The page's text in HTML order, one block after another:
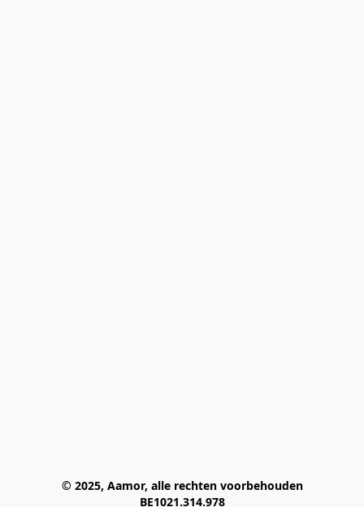
© 2025, Aamor, alle rechten voorbehouden
BE1021.314.978